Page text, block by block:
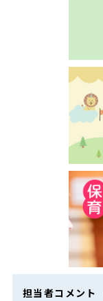
担当者コメント